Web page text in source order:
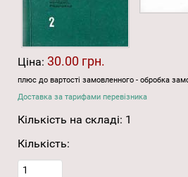
Ціна: 30.00 грн.
плюс до вартості замовленного - обробка
Доставка за тарифами перевізника
Кількість на складі: 1
Кількість: